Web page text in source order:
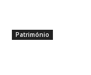
Património